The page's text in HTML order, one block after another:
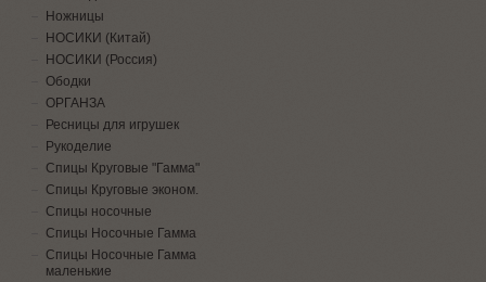
Ножницы
НОСИКИ (Китай)
НОСИКИ (Россия)
Ободки
ОРГАНЗА
Ресницы для игрушек
Рукоделие
Спицы Круговые "Гамма"
Спицы Круговые эконом.
Спицы носочные
Спицы Носочные Гамма
Спицы Носочные Гамма
маленькие